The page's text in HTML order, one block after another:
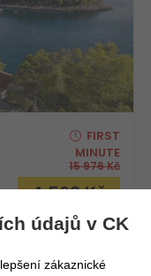
FIRST
MINUTE
15 976Kč
4 562Kč
údajů v CK
zákaznické